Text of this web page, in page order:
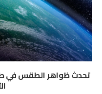
تحدث ظواهر الطقس في